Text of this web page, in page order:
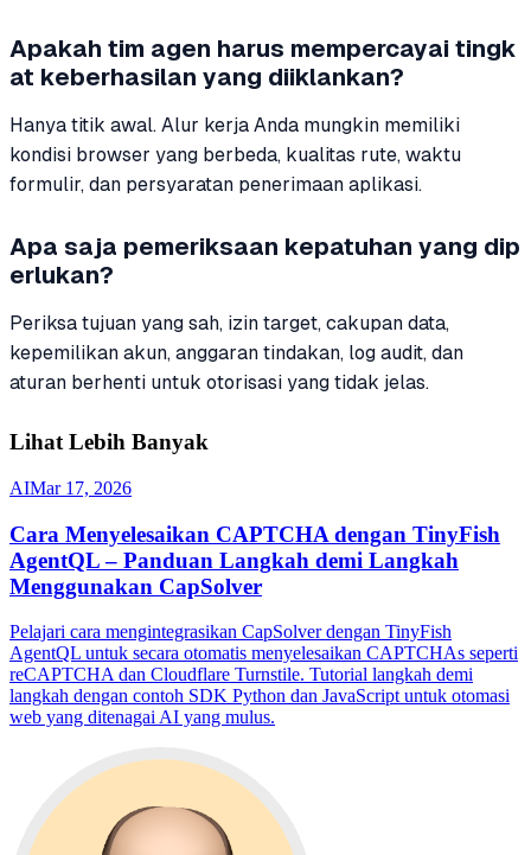
Apakah tim agen harus mempercayai tingk
at keberhasilan yang diiklankan?
Hanya titik awal. Alur kerja Anda mungkin memiliki
kondisi browser yang berbeda, kualitas rute, waktu
formulir, dan persyaratan penerimaan aplikasi.
Apa saja pemeriksaan kepatuhan yang dip
erlukan?
Periksa tujuan yang sah, izin target, cakupan data,
kepemilikan akun, anggaran tindakan, log audit, dan
aturan berhenti untuk otorisasi yang tidak jelas.
Lihat Lebih Banyak
AIMar 17, 2026
Cara Menyelesaikan CAPTCHA dengan TinyFish
AgentQL – Panduan Langkah demi Langkah
Menggunakan CapSolver
Pelajari cara mengintegrasikan CapSolver dengan TinyFish
AgentQL untuk secara otomatis menyelesaikan CAPTCHAs seperti
reCAPTCHA dan Cloudflare Turnstile. Tutorial langkah demi
langkah dengan contoh SDK Python dan JavaScript untuk otomasi
web yang ditenagai AI yang mulus.